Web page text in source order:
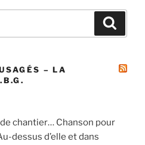
– LA
chantier… Chanson pour
dessus d’elle et dans